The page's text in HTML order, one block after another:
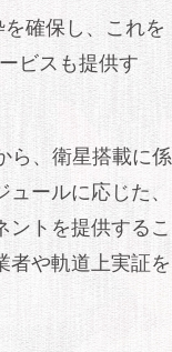
を確保し、これを
ビスも提供す
ら、衛星搭載に係
ールに応じた、
トを提供するこ
者や軌道上実証を